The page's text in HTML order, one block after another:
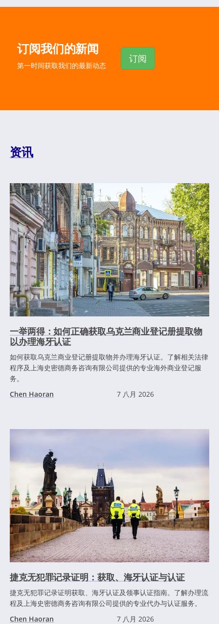
订阅我们的新闻
第一时间获取我们的最新动态
订阅
资讯
一举两得：如何正确获取乌克兰商业登记册提取物
以办理海牙认证
如何获取乌克兰商业登记册提取物并办理海牙认证。了解相关法律
程序及上海史密德商务咨询有限公司提供的专业海外商业登记服
务。
Chen Haoran
7 八月 2026
捷克无犯罪记录证明：获取、海牙认证与认证
捷克无犯罪记录证明获取、海牙认证及领事认证指南。了解办理流
程及上海史密德商务咨询有限公司提供的专业代办与认证服务。
Chen Haoran
7 八月 2026